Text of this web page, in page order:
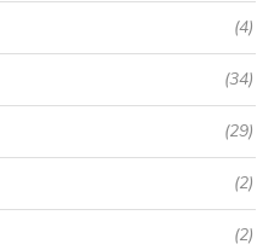
(4)
(34)
(29)
(2)
(2)